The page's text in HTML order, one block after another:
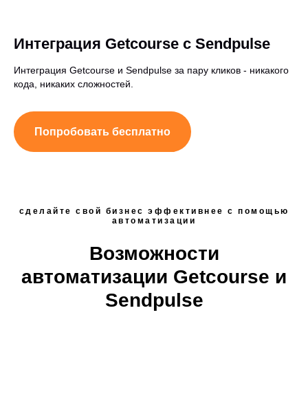
Интеграция Getcourse с Sendpulse
Интеграция Getcourse и Sendpulse за пару кликов - никакого
кода, никаких сложностей.
Попробовать бесплатно
сделайте свой бизнес эффективнее с помощью
автоматизации
Возможности
автоматизации Getcourse и
Sendpulse